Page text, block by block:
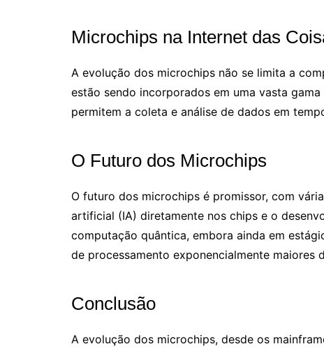
Microchips na Internet das
A evolução dos microchips não se limita a
estão sendo incorporados em uma vasta
permitem a coleta e análise de dados em
O Futuro dos Microchips
O futuro dos microchips é promissor, com
artificial (IA) diretamente nos chips e o
computação quântica, embora ainda em
de processamento exponencialmente maiores
Conclusão
A evolução dos microchips, desde os